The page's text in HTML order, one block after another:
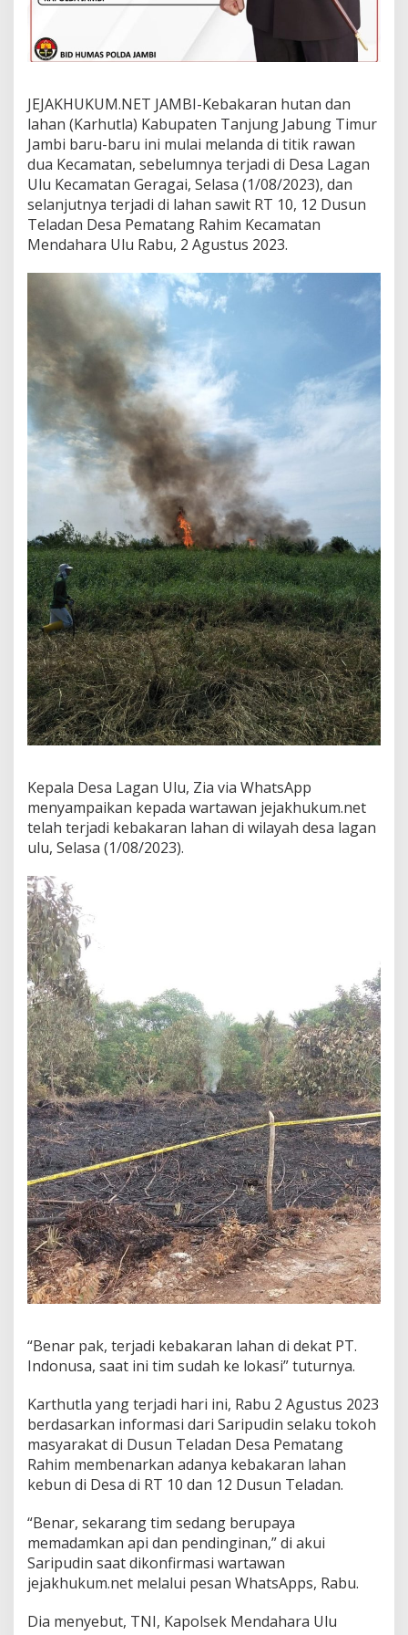
i
l
T
e
r
a
k
a
r
d
i
D
u
a
K
e
a
m
a
n
"
JEJAKHUKUM.NET JAMBI-Kebakaran hutan dan
lahan (Karhutla) Kabupaten Tanjung Jabung Timur
Jambi baru-baru ini mulai melanda di titik rawan
dua Kecamatan, sebelumnya terjadi di Desa Lagan
Ulu Kecamatan Geragai, Selasa (1/08/2023), dan
selanjutnya terjadi di lahan sawit RT 10, 12 Dusun
Teladan Desa Pematang Rahim Kecamatan
Mendahara Ulu Rabu, 2 Agustus 2023.
Kepala Desa Lagan Ulu, Zia via WhatsApp
menyampaikan kepada wartawan jejakhukum.net
telah terjadi kebakaran lahan di wilayah desa lagan
ulu, Selasa (1/08/2023).
“Benar pak, terjadi kebakaran lahan di dekat PT.
Indonusa, saat ini tim sudah ke lokasi” tuturnya.
Karthutla yang terjadi hari ini, Rabu 2 Agustus 2023
berdasarkan informasi dari Saripudin selaku tokoh
masyarakat di Dusun Teladan Desa Pematang
Rahim membenarkan adanya kebakaran lahan
kebun di Desa di RT 10 dan 12 Dusun Teladan.
“Benar, sekarang tim sedang berupaya
memadamkan api dan pendinginan,” di akui
Saripudin saat dikonfirmasi wartawan
jejakhukum.net melalui pesan WhatsApps, Rabu.
Dia menyebut, TNI, Kapolsek Mendahara Ulu